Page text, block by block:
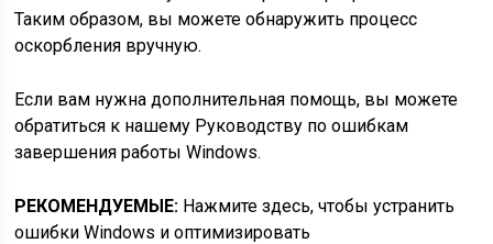
Таким образом, вы можете обнаружить процесс
оскорбления вручную.
Если вам нужна дополнительная помощь, вы можете
обратиться к нашему Руководству по ошибкам
завершения работы Windows.
РЕКОМЕНДУЕМЫЕ: Нажмите здесь, чтобы устранить
ошибки Windows и оптимизировать